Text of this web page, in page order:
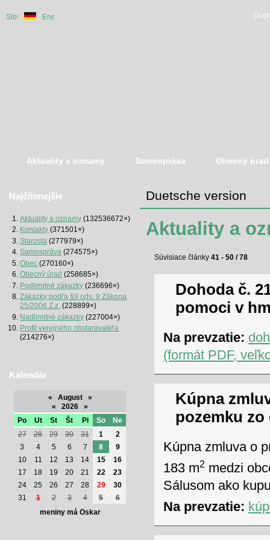
SlovenskáDuetsche
English
Aktuality a oznamy Samospráva Obecný úrad
Najčítanejšie
Aktuality a oznamy (132536672×)
Kontakty (371501×)
Starosta (277979×)
Samospráva (274575×)
Obec (270160×)
Obecný úrad (258685×)
Podlimitné zákazky (236696×)
Zákazky podľa §9 ods. 9 Zákona
25/2006 Z.z. (228899×)
Nadlimitné zákazky (227004×)
Profil verejného obstarávateľa
(214276×)
Kalendár
« August
»
«
2026
»
Po
Ut St Št Pi So
Ne
27
28 29 30 31 1
2
3
4 5 6 7 8
9
10
11 12 13 14 15
16
17
18 19 20 21 22
23
24
25 26 27 28 29
30
31
1 2 3 4 5
6
meniny má Oskar
Duetsche version
Aktuality a
Súvisiace články 41 - 50 / 78
Dohoda č.
pomoci v
Na prevzatie:
(formát PDF,
Kúpna
pozemku zo
Kúpna zmluva o
183 m2 medzi
Sálusom ako
Na prevzatie: